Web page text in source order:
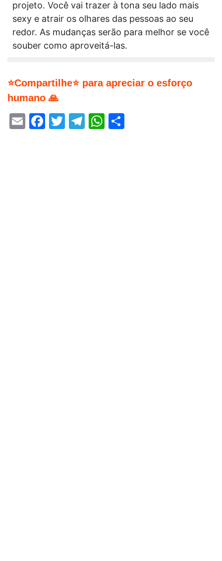
projeto. Você vai trazer à tona seu lado mais
sexy e atrair os olhares das pessoas ao seu
redor. As mudanças serão para melhor se você
souber como aproveitá-las.
⭐Compartilhe⭐ para apreciar o esforço
humano 🙏
EmailFacebook
Twitter
Telegram
WhatsApp